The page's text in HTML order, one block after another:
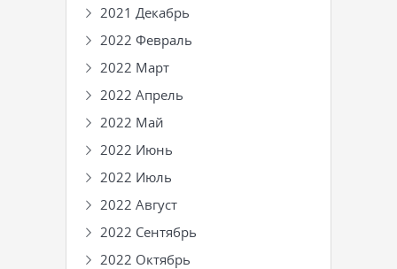
2021 Декабрь
2022 Февраль
2022 Март
2022 Апрель
2022 Май
2022 Июнь
2022 Июль
2022 Август
2022 Сентябрь
2022 Октябрь